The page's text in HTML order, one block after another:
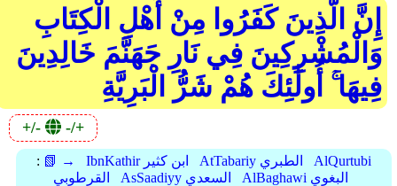
إِنَّ الَّذِينَ كَفَرُوا مِنْ أَهْلِ الْكِتَابِ
وَالْمُشْرِكِينَ فِي نَارِ جَهَنَّمَ خَالِدِينَ
فِيهَا ۚ أُولَٰئِكَ هُمْ شَرُّ الْبَرِيَّةِ
+/- -/+
: 📗 → IbnKathir ابن كثير AtTabariy الطبري
AlQurtubi
القرطوبي
AsSaadiyy السعدي
AlBaghawi البغوي